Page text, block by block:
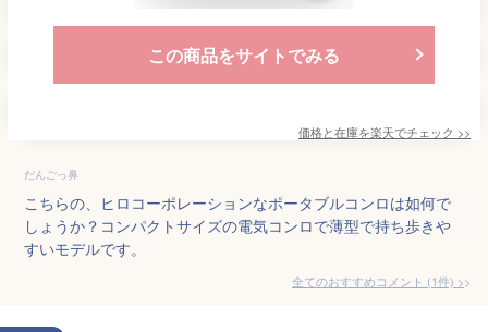
この商品をサイトでみる
価格と在庫を楽天でチェック >>
だんごっ鼻
こちらの、ヒロコーポレーションなポータブルコンロは如何で
しょうか？コンパクトサイズの電気コンロで薄型で持ち歩きや
すいモデルです。
全てのおすすめコメント (1件) >